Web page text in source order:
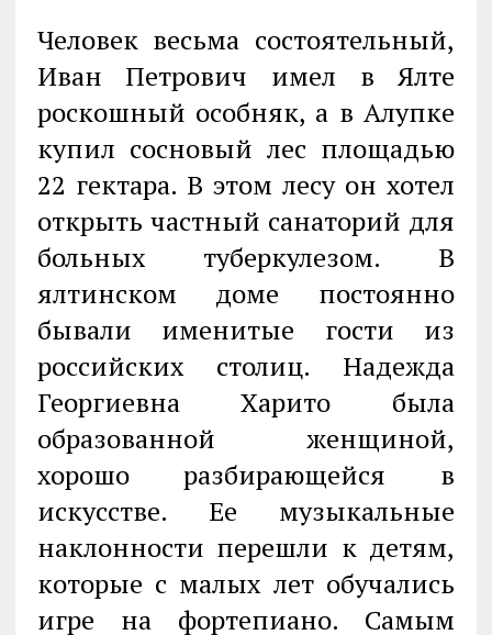
Человек весьма состоятельный,
Иван Петрович имел в Ялте
роскошный особняк, а в Алупке
купил сосновый лес площадью
22 гектара. В этом лесу он хотел
открыть частный санаторий для
больных туберкулезом. В
ялтинском доме постоянно
бывали именитые гости из
российских столиц. Надежда
Георгиевна Харито была
образованной женщиной,
хорошо разбирающейся в
искусстве. Ее музыкальные
наклонности перешли к детям,
которые с малых лет обучались
игре на фортепиано. Самым